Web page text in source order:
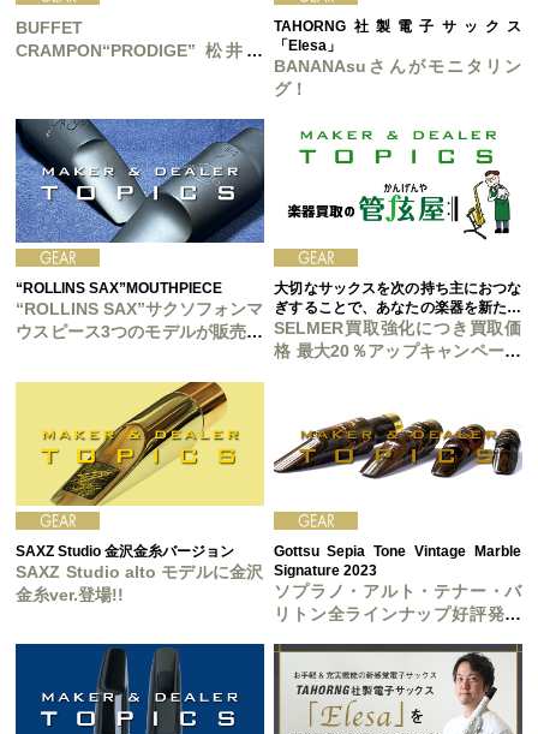
BUFFET
CRAMPON“PRODIGE” 松井宏
TAHORNG社製電子サックス
「Elesa」
BANANAsuさんがモニタリン
グ！
“ROLLINS SAX”MOUTHPIECE
“ROLLINS SAX”サクソフォンマ
ウスピース3つのモデルが販売開
大切なサックスを次の持ち主におつな
ぎすることで、あなたの楽器を新たな
価値で輝かせてみませんか？
SELMER買取強化につき買取価
格 最大20％アップキャンペーン
SAXZ Studio 金沢金糸バージョン
SAXZ Studio alto モデルに金沢
金糸ver.登場!!
Gottsu Sepia Tone Vintage Marble
Signature 2023
ソプラノ・アルト・テナー・バ
リトン全ラインナップ好評発売